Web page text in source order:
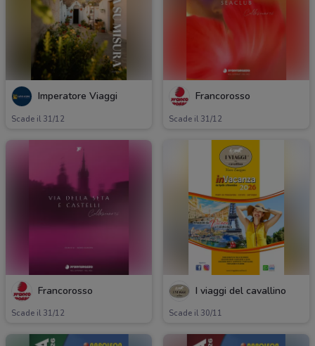
Imperatore Viaggi
Scade il 31/12
Francorosso
Scade il 31/12
Francorosso
Scade il 31/12
I viaggi del cavallino
Scade il 30/11